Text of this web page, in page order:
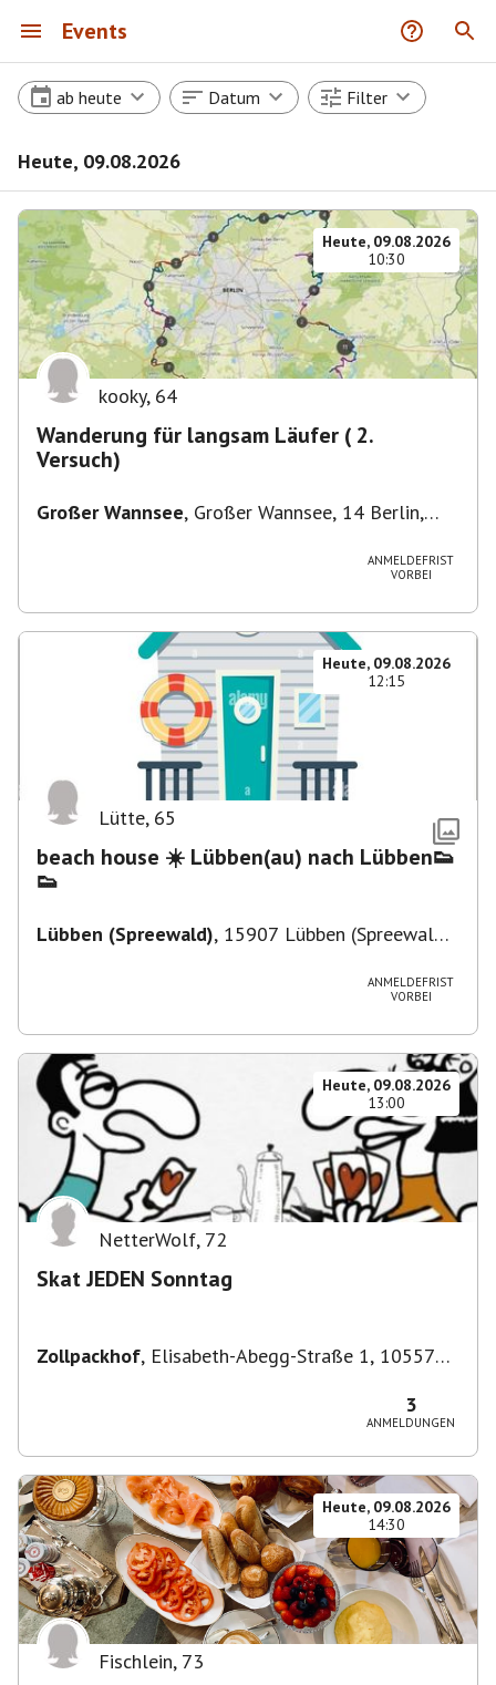
Events
ab heute Datum Filter
Heute, 09.08.2026
Heute, 09.08.2026
10:30
kooky, 64
Wanderung für langsam Läufer ( 2.
Versuch)
Großer Wannsee, Großer Wannsee, 14 Berlin,
ANMELDEFRIST
VORBEI
Heute, 09.08.2026
12:15
Lütte, 65
beach house ☀️ Lübben(au) nach Lübben👟
👟
Lübben (Spreewald), 15907 Lübben (Spreewald),
ANMELDEFRIST
VORBEI
Heute, 09.08.2026
13:00
NetterWolf, 72
Skat JEDEN Sonntag
Zollpackhof, Elisabeth-Abegg-Straße 1, 10557
3
ANMELDUNGEN
Heute, 09.08.2026
14:30
Fischlein, 73